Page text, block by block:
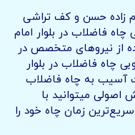
زاده حسن و کف تراشی
چاه فاضلاب در بلوار امام
از نیروهای متخصص در
چاه فاضلاب در بلوار
آسیب به چاه فاضلاب
اصولی میتوانید با
زمان چاه خود را